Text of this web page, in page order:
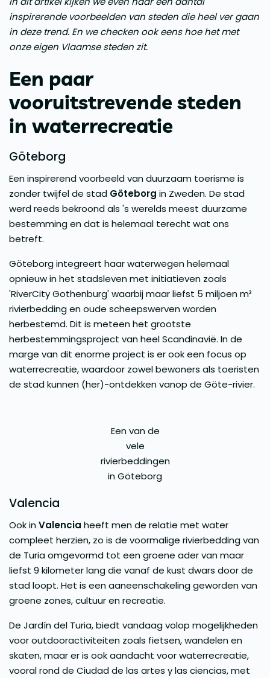
inspirerende voorbeelden van steden die heel ver gaan
in deze trend. En we checken ook eens hoe het met
onze eigen Vlaamse steden zit.
Een paar
vooruitstrevende steden
in waterrecreatie
Göteborg
Een inspirerend voorbeeld van duurzaam toerisme is
zonder twijfel de stad Göteborg in Zweden. De stad
werd reeds bekroond als 's werelds meest duurzame
bestemming en dat is helemaal terecht wat ons
betreft.
Göteborg integreert haar waterwegen helemaal
opnieuw in het stadsleven met initiatieven zoals
'RiverCity Gothenburg' waarbij maar liefst 5 miljoen m²
rivierbedding en oude scheepswerven worden
herbestemd. Dit is meteen het grootste
herbestemmingsproject van heel Scandinavië. In de
marge van dit enorme project is er ook een focus op
waterrecreatie, waardoor zowel bewoners als toeristen
de stad kunnen (her)-ontdekken vanop de Göte-rivier.
Een van de
vele
rivierbeddingen
in Göteborg
Valencia
Ook inValencia heeft men de relatie met water
compleet herzien, zo is de voormalige rivierbedding van
de Turia omgevormd tot een groene ader van maar
liefst 9 kilometer lang die vanaf de kust dwars door de
stad loopt. Het is een aaneenschakeling geworden van
groene zones, cultuur en recreatie.
De Jardín del Turia, biedt vandaag volop mogelijkheden
voor outdooractiviteiten zoals fietsen, wandelen en
skaten, maar er is ook aandacht voor waterrecreatie,
vooral rond de Ciudad de las artes y las ciencias, met